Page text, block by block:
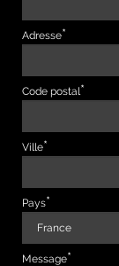
Adresse
Code postal
Ville
Pays
Message